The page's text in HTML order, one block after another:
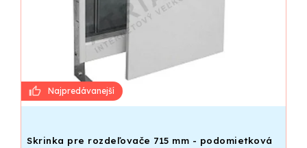
Skrinka pre rozdeľovače 715 mm - podomietková